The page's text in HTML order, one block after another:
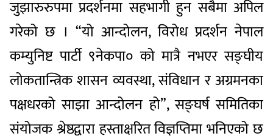
जुझारुरुपमा प्रदर्शनमा सहभागी हुन सबैमा अपिल
गरेको छ । “यो आन्दोलन, विरोध प्रदर्शन नेपाल
कम्युनिष्ट पार्टी ९नेकपा० को मात्रै नभएर सङ्घीय
लोकतान्त्रिक शासन व्यवस्था, संविधान र अग्रमनका
पक्षधरको साझा आन्दोलन हो”, सङ्घर्ष समितिका
संयोजक श्रेष्ठद्वारा हस्ताक्षरित विज्ञप्तिमा भनिएको छ